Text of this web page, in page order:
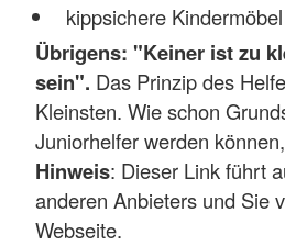
kippsichere Kindermöbel
Übrigens: "Keiner ist zu
sein". Das Prinzip des
Kleinsten. Wie schon
Juniorhelfer werden
Hinweis: Dieser Link führt
anderen Anbieters und Sie
Webseite.